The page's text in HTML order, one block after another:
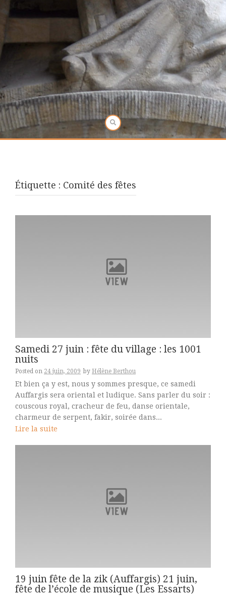
Étiquette : Comité des fêtes
Samedi 27 juin : fête du village : les 1001
nuits
Posted on 24 juin, 2009 by Hélène Berthou
Et bien ça y est, nous y sommes presque, ce samedi
Auffargis sera oriental et ludique. Sans parler du soir :
couscous royal, cracheur de feu, danse orientale,
charmeur de serpent, fakir, soirée dans...
Lire la suite
19 juin fête de la zik (Auffargis) 21 juin,
fête de l’école de musique (Les Essarts)